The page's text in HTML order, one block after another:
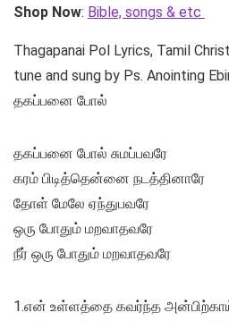
Shop Now: Bible, songs & etc
Thagapanai Pol Lyrics, Tamil
tune and sung by Ps. Anointing
தகப்பனை போல்
தகப்பனை போல் சுமப்பவரே
கரம் பிடித்தென்னை நடத்தினாரே
தோள் மேலே ஏந்துபவரே
ஒரு போதும் மறவாதவரே
நீர் ஒரு போதும் மறவாதவரே
1.என் உள்ளத்தை கவர்ந்த